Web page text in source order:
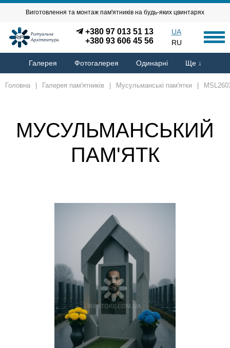
Виготовлення та монтаж пам'ятників на будь-яких цвинтарях
+380 97 013 51 13
+380 93 606 45 56
UA
RU
Галерея Фотогалерея Одинарні Ще ↓
Головна Галерея пам'ятників Мусульманські пам'ятки
МУСУЛЬМАНСЬКИЙ
ПАМ'ЯТК